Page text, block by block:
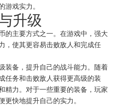
游戏实力。
升级
的主要方式之一。在游戏中，强大
，使其更容易击败敌人和完成任
装备，提升自己的战斗能力。随着
任务和击败敌人获得更高级的装
精力。对于一些重要的装备，玩家
更快地提升自己的实力。